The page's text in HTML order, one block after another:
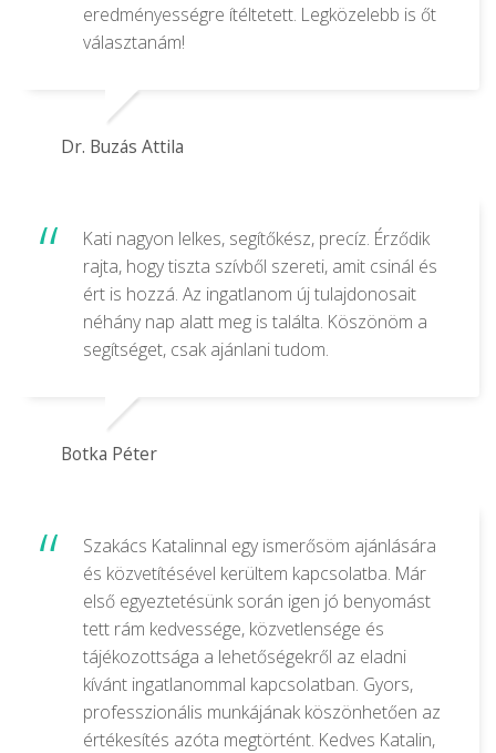
eredményességre ítéltetett. Legközelebb is őt
választanám!
Dr. Buzás Attila
Kati nagyon lelkes, segítőkész, precíz. Érződik
rajta, hogy tiszta szívből szereti, amit csinál és
ért is hozzá. Az ingatlanom új tulajdonosait
néhány nap alatt meg is találta. Köszönöm a
segítséget, csak ajánlani tudom.
Botka Péter
Szakács Katalinnal egy ismerősöm ajánlására
és közvetítésével kerültem kapcsolatba. Már
első egyeztetésünk során igen jó benyomást
tett rám kedvessége, közvetlensége és
tájékozottsága a lehetőségekről az eladni
kívánt ingatlanommal kapcsolatban. Gyors,
professzionális munkájának köszönhetően az
értékesítés azóta megtörtént. Kedves Katalin,